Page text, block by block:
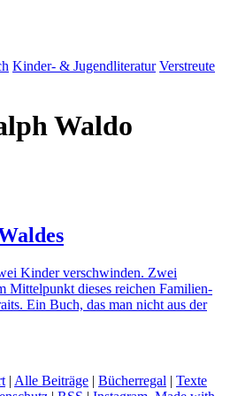
Kinder- & Jugendliteratur Verstreute
Waldo
Kinder verschwinden. Zwei
Mittelpunkt dieses reichen Familien-
Ein Buch, das man nicht aus der
| Alle Beiträge | Bücherregal | Texte